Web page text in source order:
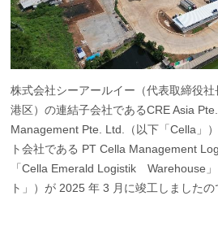
株式会社シーアールイー（代表取締役
港区）の連結子会社であるCRE Asia
Management Pte. Ltd.（以下「Cella」
ト会社である PT Cella Management
「Cella Emerald Logistik Warehouse
ト」）が 2025 年 3 月に竣工しましたの